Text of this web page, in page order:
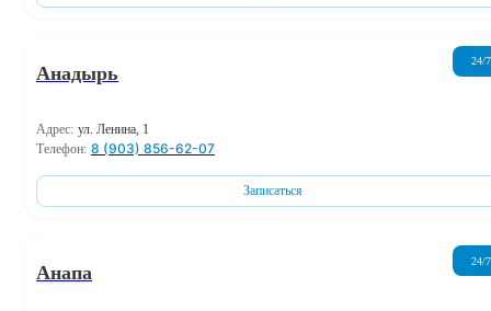
Анадырь
24/7
Адрес: ул. Ленина, 1
Телефон: 8 (903) 856-62-07
Записаться
Анапа
24/7